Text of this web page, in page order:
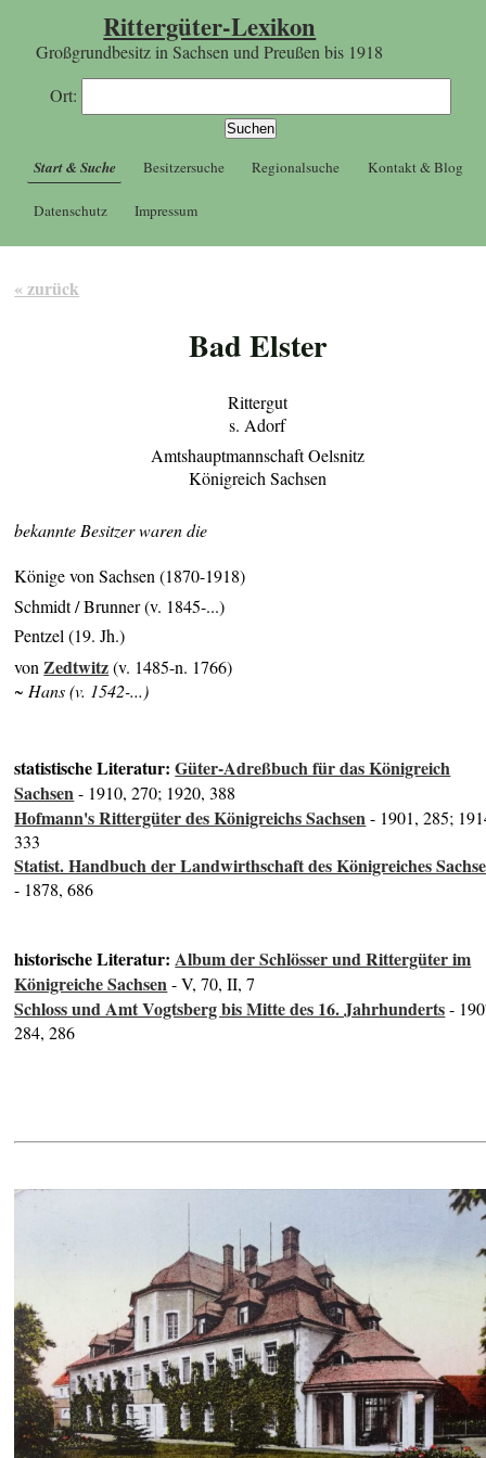
Rittergüter-Lexikon
Großgrundbesitz in Sachsen und Preußen bis 1918
Ort:
Start & Suche Besitzersuche Regionalsuche Kontakt & Blog
Datenschutz Impressum
« zurück
Bad Elster
Rittergut
s. Adorf
Amtshauptmannschaft Oelsnitz
Königreich Sachsen
bekannte Besitzer waren die
Könige von Sachsen (1870-1918)
Schmidt / Brunner (v. 1845-...)
Pentzel (19. Jh.)
von Zedtwitz(v. 1485-n. 1766)
~ Hans (v. 1542-...)
statistische Literatur:Güter-Adreßbuch für das Königreich
Sachsen- 1910, 270; 1920, 388
Hofmann's Rittergüter des Königreichs Sachsen- 1901, 285;
333
Statist. Handbuch der Landwirthschaft des Königreiches
- 1878, 686
historische Literatur:Album der Schlösser und Rittergüter im
Königreiche Sachsen- V, 70, II, 7
Schloss und Amt Vogtsberg bis Mitte des 16. Jahrhunderts-
284, 286